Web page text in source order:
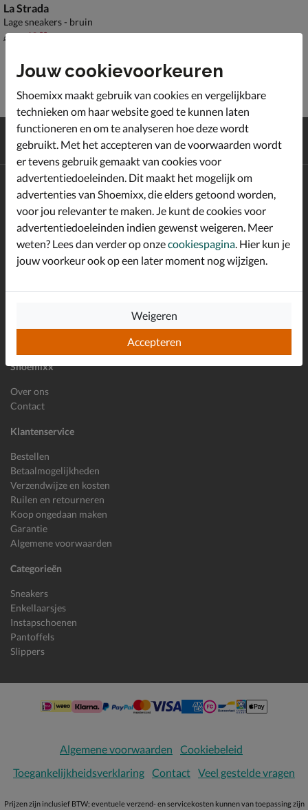
La Strada
Lage sneakers - bruin
van € 69,99 voor € 48,99
69 48,99
Gratisverzending en retour*
Achterafbetalen
Shoemixx
Over ons
Contact
Klantenservice
Bestellen
Betaalmogelijkheden
Verzendwijze en kosten
Ruilen en retourneren
Koop ongedaan maken
Garantie
Algemene voorwaarden
Categorieën
Sneakers
Enkellaarsjes
Instapschoenen
Pantoffels
Slippers
Altijd op de hoogte zijn?
Schrijf je in voor de Shoemixx nieuwsbrief en ontvang €10,-
welkomstkorting!*
E-mailadres
Algemene voorwaarden
Cookiebeleid
Toegankelijkheidsverklaring Contact Veel gestelde vragen
Prijzen zijn inclusief BTW; eventuele verzend- en servicekosten kunnen van toepassing zijn
Jouw cookievoorkeuren
Shoemixx maakt gebruik van cookies en vergelijkbare
technieken om haar website goed te kunnen laten
functioneren en om te analyseren hoe deze wordt
gebruikt. Met het accepteren van de voorwaarden wordt
er tevens gebruik gemaakt van cookies voor
advertentiedoeleinden. Dit maakt het mogelijk om
advertenties van Shoemixx, die elders getoond worden,
voor jou relevanter te maken. Je kunt de cookies voor
advertentiedoeleinden indien gewenst weigeren. Meer
weten? Lees dan verder op onzecookiespagina . Hier kun je
jouw voorkeur ook op een later moment nog wijzigen.
Accepteren
Weigeren